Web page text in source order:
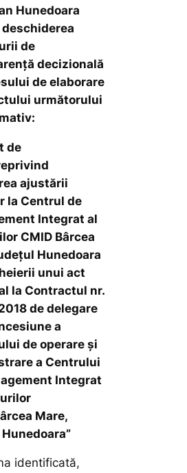
Hunedoara
de
decizională
de elaborare
următorului
de
privind
ajustării
la Centrul de
Integrat al
CMID Bârcea
Hunedoara
unui act
la Contractul nr.
de delegare
a
de operare și
a Centrului
Integrat
Mare,
identificată,